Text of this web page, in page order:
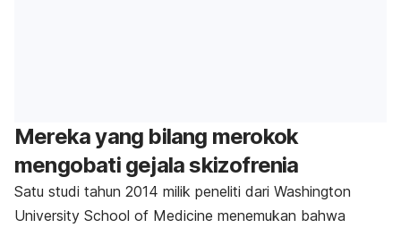
Mereka yang bilang merokok
mengobati gejala skizofrenia
Satu studi tahun 2014 milik peneliti dari Washington
University School of Medicine menemukan bahwa